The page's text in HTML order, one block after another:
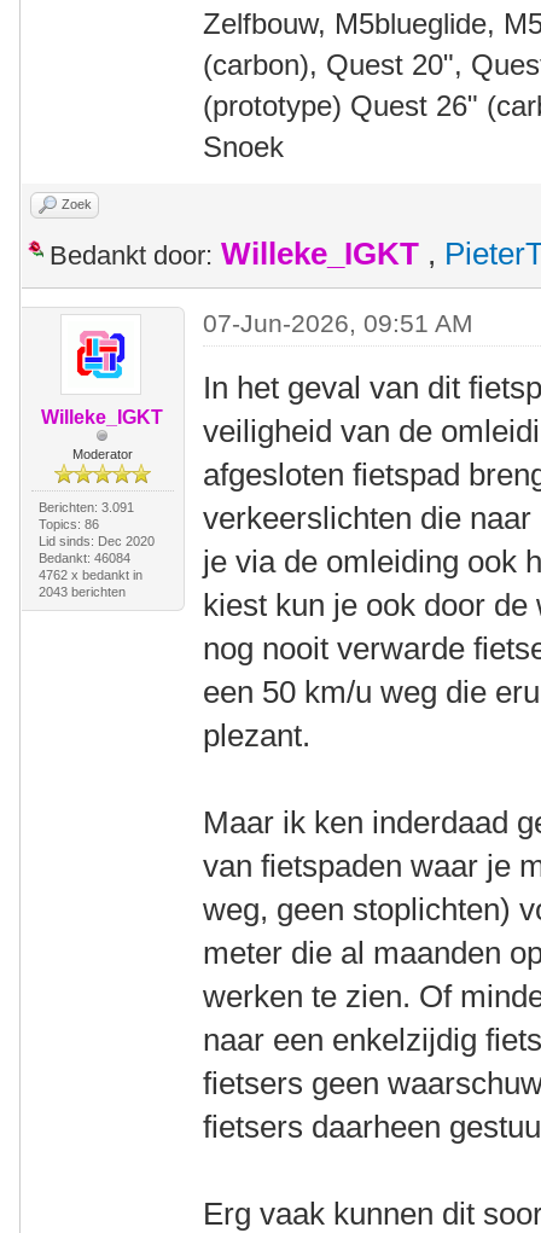
Zelfbouw, M5blueglide,
(carbon), Quest 20",
(prototype) Quest 26"
Snoek
Zoek
Bedankt door: Willeke_IGKT ,
Willeke_IGKT
Moderator
Berichten: 3.091
Topics: 86
Lid sinds: Dec 2020
Bedankt: 46084
4762 x bedankt in
2043 berichten
07-Jun-2026, 09:51 AM
In het geval van dit
veiligheid van de
afgesloten fietspad
verkeerslichten die
je via de omleiding ook
kiest kun je ook door
nog nooit verwarde
een 50 km/u weg die
plezant.
Maar ik ken inderdaad
van fietspaden waar je
weg, geen stoplichten)
meter die al maanden
werken te zien. Of
naar een enkelzijdig
fietsers geen
fietsers daarheen
Erg vaak kunnen dit